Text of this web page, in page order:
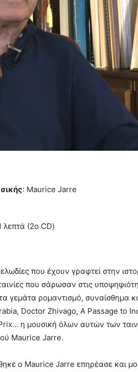
: Μaurice Jarre
λεπτά (2ο CD)
που έχουν γραφτεί στην
που σάρωσαν στις
γεμάτα ρομαντισμό, συναίσθημα
Doctor Zhivago, A Passage to
η μουσική όλων αυτών των
Μaurice Jarre.
ο Μaurice Jarre επηρέασε και